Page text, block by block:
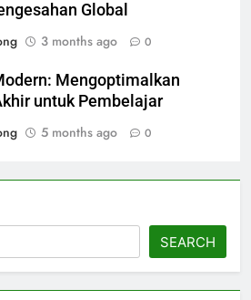
Global
3 months ago 0
Mengoptimalkan
untuk Pembelajar
5 months ago 0
SEARCH